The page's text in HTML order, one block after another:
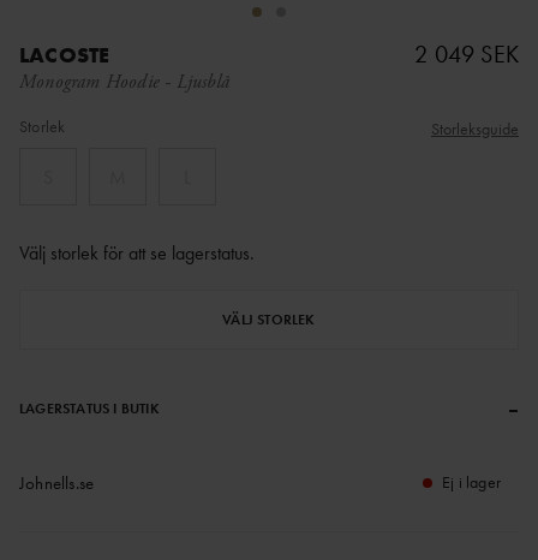
LACOSTE
Monogram Hoodie - Ljusblå
2 049 SEK
Storlek Storleksguide
Välj storlek för att se lagerstatus.
VÄLJ STORLEK
LAGERSTATUS I BUTIK –
Johnells.se Ej i lager